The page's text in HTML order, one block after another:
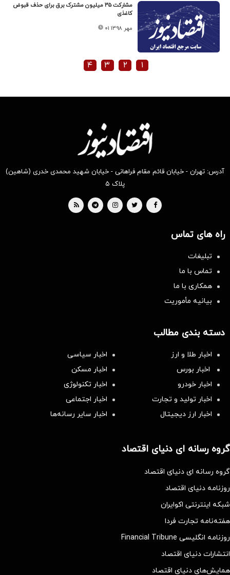
مشارکت ۳۵ میلیون مشترک برق برای حذف قبوض
کاغذی
۰۱ مهر ۱۳۹۸
۱ ۲ ۳ ۴
آدرس: تهران - خیابان قائم مقام فراهانی - خیابان شهید محمدی خدری (شاهین)
پلاک ۵
راه های تماس
تبلیغات
تماس با ما
همکاری با ما
بیانیه مأموریت
دسته بندی مطالب
اخبار طلا و ارز
اخبار سیاسی
اخبار بورس
اخبار مسکن
اخبار خودرو
اخبار تکنولوژی
اخبار تولید و تجارت
اخبار اجتماعی
اخبار ارز دیجیتال
اخبار سایر رسانه‌‌ها
گروه رسانه ای دنیای اقتصاد
گروه رسانه ای دنیای اقتصاد
روزنامه دنیای اقتصاد
شبکه اینترنتی اکوایران
هفته‌نامه تجارت فردا
روزنامه انگلیسی Financial Tribune
انتشارات دنیای اقتصاد
همایش‌های دنیای اقتصاد